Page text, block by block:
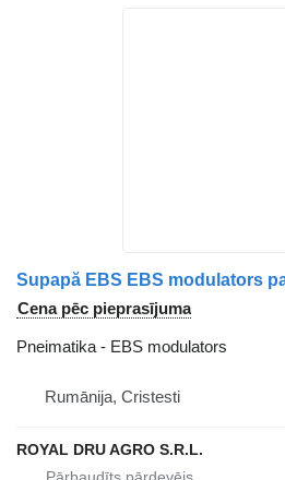
Cena pēc pieprasījuma
Pneimatika - EBS modulators
Rumānija, Cristesti
ROYAL DRU AGRO S.R.L.